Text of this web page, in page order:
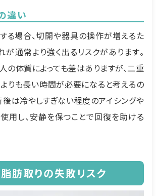
違い
る場合、切開や器具の操作が増えるた
が通常より強く出るリスクがあります。
の体質によっても差はありますが、二重
りも長い時間が必要になると考えるの
後は冷やしすぎない程度のアイシングや
用し、安静を保つことで回復を助ける
肪取りの失敗リスク